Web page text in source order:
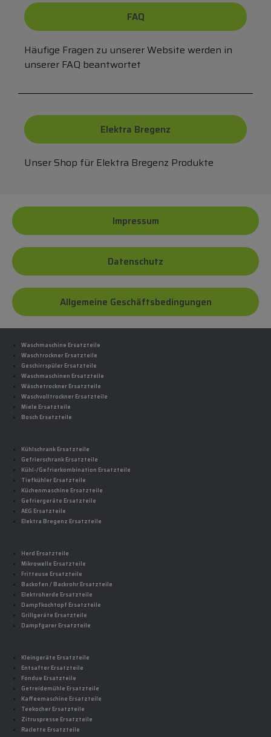
FAQ
Häufige Fragen zu unserer Website werden in
unserer FAQ beantwortet
Elektra Bregenz
Unser Shop für Elektra Bregenz Produkte
Impressum
Datenschutz
Allgemeine Geschäftsbedingungen
Waschmaschine Ersatzteile
Waschtrockner Ersatzteile
Geschirrspüler Ersatzteile
Waschmaschinen Ersatzteile
Wäschetrockner Ersatzteile
Waschvolltrockner Ersatzteile
Miele Ersatzteile
Bosch Ersatzteile
Kühlschrank Ersatzteile
Gefrierschrank Ersatzteile
Kühl-/Gefrierkombination Ersatzteile
Tiefkühler Ersatzteile
Küchenmaschine Ersatzteile
Gefriergeräte Ersatzteile
AEG Ersatzteile
Elektra Bregenz Ersatzteile
Herd Ersatzteile
Mikrowelle Ersatzteile
Fritteuse Ersatzteile
Backofen / Backrohr Ersatzteile
Elektroherde Ersatzteile
Dampfkochtopf Ersatzteile
Grillgeräte Ersatzteile
Dampfgarer Ersatzteile
Kleingeräte Ersatzteile
Entsafter Ersatzteile
Fondue Ersatzteile
Getreidemühle Ersatzteile
Kaffeemaschine Ersatzteile
Teekocher Ersatzteile
Zitruspresse Ersatzteile
Raclette Ersatzteile